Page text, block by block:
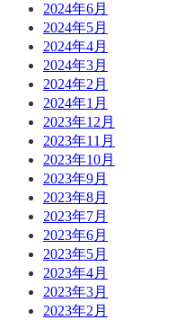
2024年6月
2024年5月
2024年4月
2024年3月
2024年2月
2024年1月
2023年12月
2023年11月
2023年10月
2023年9月
2023年8月
2023年7月
2023年6月
2023年5月
2023年4月
2023年3月
2023年2月